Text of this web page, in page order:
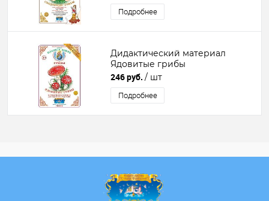
Подробнее
Дидактический материал
Ядовитые грибы
246 руб. / шт
Подробнее